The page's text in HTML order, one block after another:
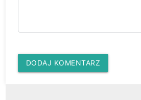
DODAJ KOMENTARZ